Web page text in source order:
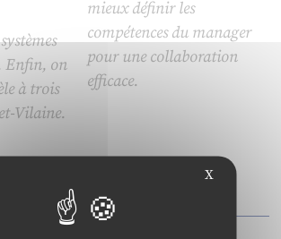
Enfin, on
à trois
Vilaine.
mieux définir les
compétences du manager
pour une collaboration
efficace.
X